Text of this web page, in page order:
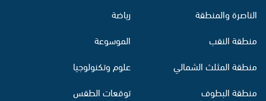
الناصرة والمنطقة
منطقة النقب
منطقة المثلث الشمالي
منطقة البطوف
رياضة
الموسوعة
علوم وتكنولوجيا
توقعات الطقس